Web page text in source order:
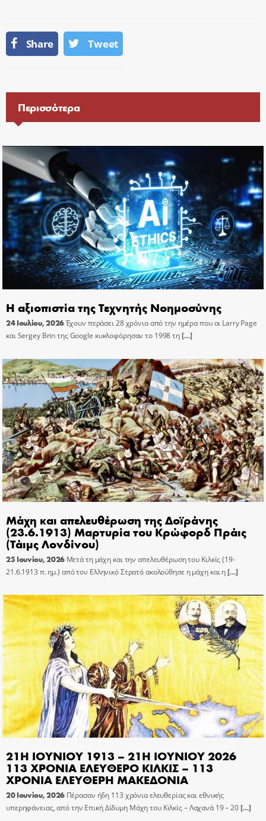
Share Tweet
Περισσότερα
Η αξιοπιστία της Τεχνητής Νοημοσύνης
24 Ιουλίου, 2026Έχουν περάσει 28 χρόνια από την ημέρα που οι Larry Page
και Sergey Brin της Google κυκλοφόρησαν το 1998 τη[…]
Μάχη και απελευθέρωση της Δοϊράνης
(23.6.1913) Μαρτυρία του Κρώφορδ Πράις
(Τάιμς Λονδίνου)
25 Ιουνίου, 2026 Μετά τη μάχη και την απελευθέρωση του Κιλκίς (19-
21.6.1913 π. ημ.) από τον Ελληνικό Στρατό ακολούθησε η μάχη και η[…]
21Η ΙΟΥΝΙΟΥ 1913 – 21Η ΙΟΥΝΙΟΥ 2026
113 ΧΡΟΝΙΑ ΕΛΕΥΘΕΡΟ ΚΙΛΚΙΣ – 113
ΧΡΟΝΙΑ ΕΛΕΥΘΕΡΗ ΜΑΚΕΔΟΝΙΑ
20 Ιουνίου, 2026 Πέρασαν ήδη 113 χρόνια ελευθερίας και εθνικής
υπερηφάνειας, από την Επική Δίδυμη Μάχη του Κιλκίς – Λαχανά 19 – 20[…]